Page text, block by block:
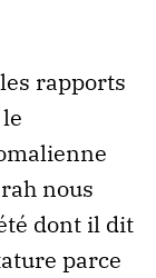
rapports
nous
dont il dit
parce